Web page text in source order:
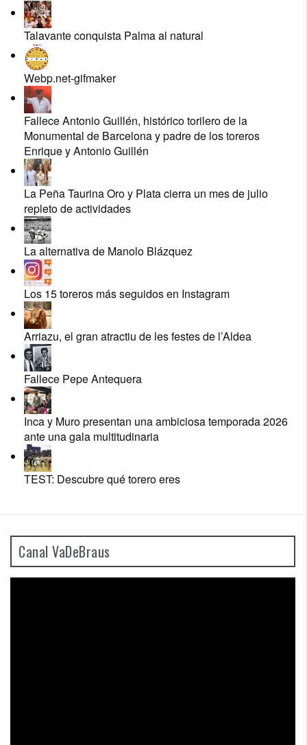
Talavante conquista Palma al natural
Webp.net-gifmaker
Fallece Antonio Guillén, histórico torilero de la
Monumental de Barcelona y padre de los toreros
Enrique y Antonio Guillén
La Peña Taurina Oro y Plata cierra un mes de julio
repleto de actividades
La alternativa de Manolo Blázquez
Los 15 toreros más seguidos en Instagram
Arriazu, el gran atractiu de les festes de l’Aldea
Fallece Pepe Antequera
Inca y Muro presentan una ambiciosa temporada 2026
ante una gala multitudinaria
TEST: Descubre qué torero eres
Canal VaDeBraus